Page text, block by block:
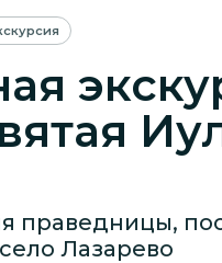
праведницы,
Лазарево